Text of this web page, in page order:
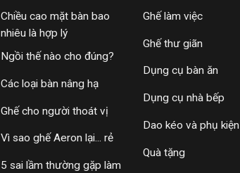
Chiều cao mặt bàn bao
nhiêu là hợp lý
Ngồi thế nào cho đúng?
Các loại bàn nâng hạ
Ghế cho người thoát vị
Vì sao ghế Aeron lại... rẻ
5 sai lầm thường gặp làm
Ghế làm việc
Ghế thư giãn
Dụng cụ bàn ăn
Dụng cụ nhà bếp
Dao kéo và phụ kiện
Quà tặng